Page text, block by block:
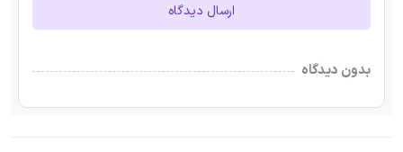
ارسال دیدگاه
بدون دیدگاه